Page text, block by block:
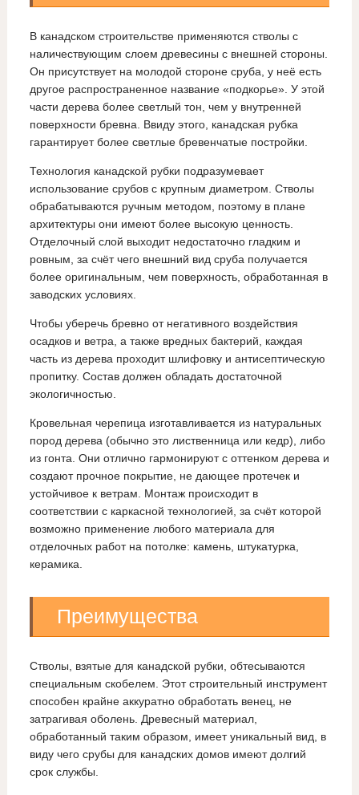
В канадском строительстве применяются стволы с
наличествующим слоем древесины с внешней стороны.
Он присутствует на молодой стороне сруба, у неё есть
другое распространенное название «подкорье». У этой
части дерева более светлый тон, чем у внутренней
поверхности бревна. Ввиду этого, канадская рубка
гарантирует более светлые бревенчатые постройки.
Технология канадской рубки подразумевает
использование срубов с крупным диаметром. Стволы
обрабатываются ручным методом, поэтому в плане
архитектуры они имеют более высокую ценность.
Отделочный слой выходит недостаточно гладким и
ровным, за счёт чего внешний вид сруба получается
более оригинальным, чем поверхность, обработанная в
заводских условиях.
Чтобы уберечь бревно от негативного воздействия
осадков и ветра, а также вредных бактерий, каждая
часть из дерева проходит шлифовку и антисептическую
пропитку. Состав должен обладать достаточной
экологичностью.
Кровельная черепица изготавливается из натуральных
пород дерева (обычно это лиственница или кедр), либо
из гонта. Они отлично гармонируют с оттенком дерева и
создают прочное покрытие, не дающее протечек и
устойчивое к ветрам. Монтаж происходит в
соответствии с каркасной технологией, за счёт которой
возможно применение любого материала для
отделочных работ на потолке: камень, штукатурка,
керамика.
Преимущества
Стволы, взятые для канадской рубки, обтесываются
специальным скобелем. Этот строительный инструмент
способен крайне аккуратно обработать венец, не
затрагивая оболень. Древесный материал,
обработанный таким образом, имеет уникальный вид, в
виду чего срубы для канадских домов имеют долгий
срок службы.